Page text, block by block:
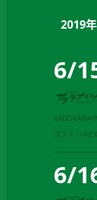
2019
6/
KADOKAWA
クス
U-
6/